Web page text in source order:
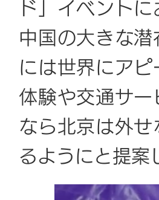
ド」イベント
中国の大きな
には世界にア
体験や交通サ
なら北京は外
るようにと提案